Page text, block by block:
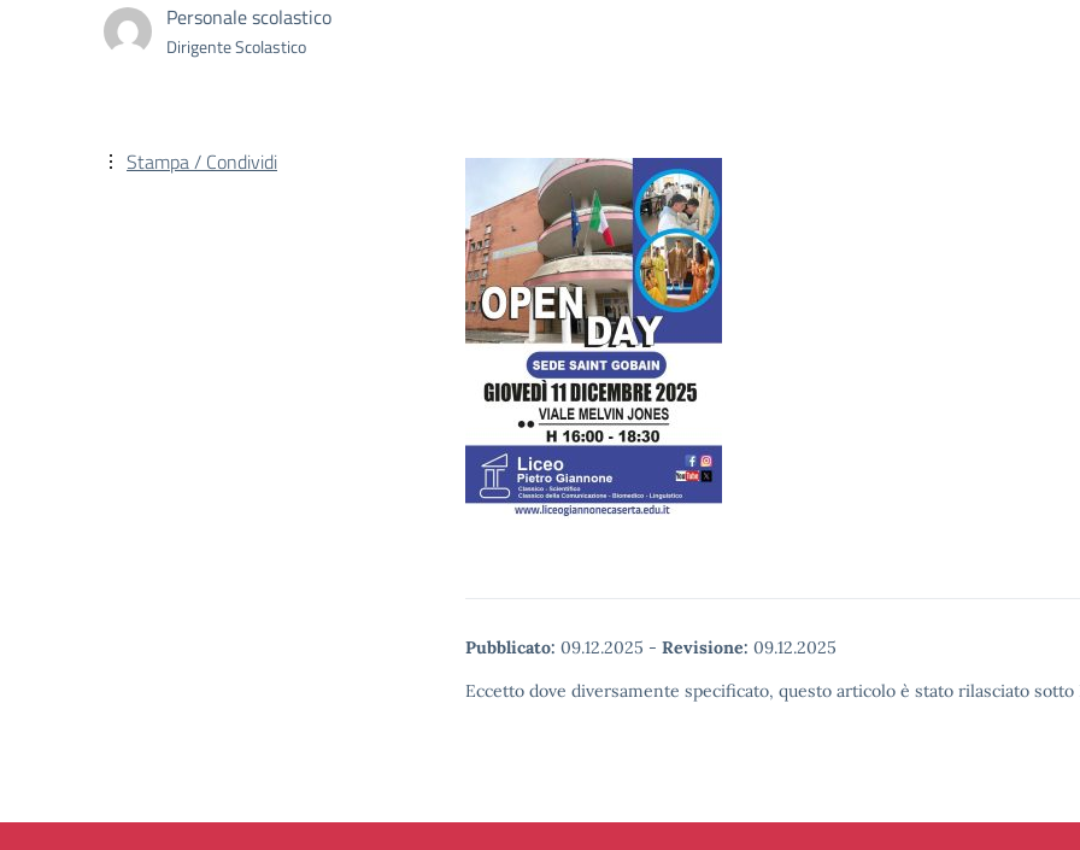
Personale scolastico
Dirigente Scolastico
Pubblicato: 09.12.2025 - Revisione: 09.12.2025
Eccetto dove diversamente specificato, questo articolo è stato rilasciato
Stampa / Condividi